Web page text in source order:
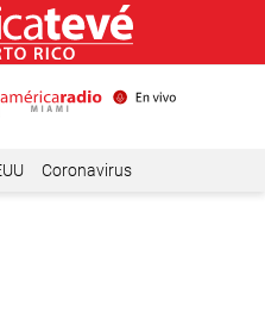
Coronavirus